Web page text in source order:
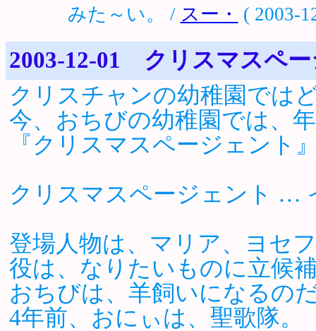
みた～い。 / スー・ ( 2003-
2003-12-01 クリスマスペ
クリスチャンの幼稚園では
今、おちびの幼稚園では、
『クリスマスページェント
クリスマスページェント …
登場人物は、マリア、ヨセ
役は、なりたいものに立候
おちびは、羊飼いになるの
4年前、おにぃは、聖歌隊。